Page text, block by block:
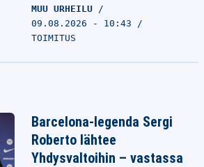
MUU URHEILU
09.08.2026 - 10:43
TOIMITUS
Barcelona-legenda Sergi
Roberto lähtee
Yhdysvaltoihin – vastassa